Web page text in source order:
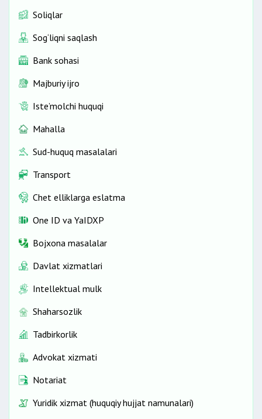
Soliqlar
Sog‘liqni saqlash
Bank sohasi
Majburiy ijro
Iste’molchi huquqi
Mahalla
Sud-huquq masalalari
Transport
Chet elliklarga eslatma
One ID vа YaIDXP
Bojxona masalalar
Davlat xizmatlari
Intellektual mulk
Shaharsozlik
Tadbirkorlik
Advokat xizmati
Notariat
Yuridik xizmat (huquqiy hujjat namunalari)